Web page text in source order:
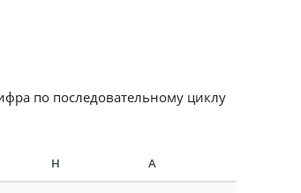
по последовательному циклу
Н А